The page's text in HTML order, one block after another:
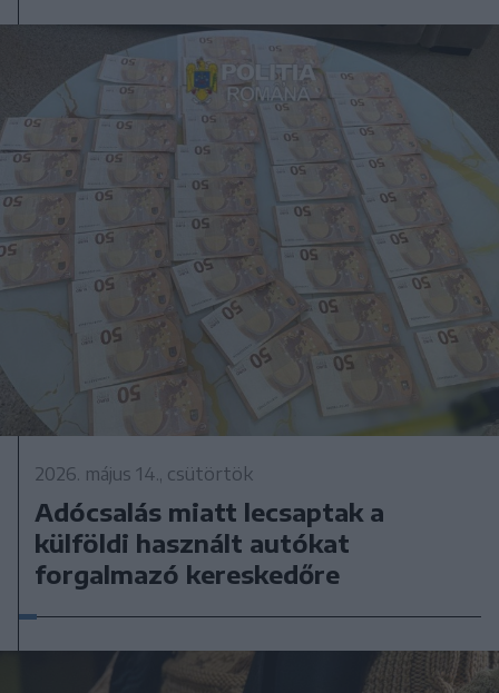
2026. május 14., csütörtök
Adócsalás miatt lecsaptak a
külföldi használt autókat
forgalmazó kereskedőre